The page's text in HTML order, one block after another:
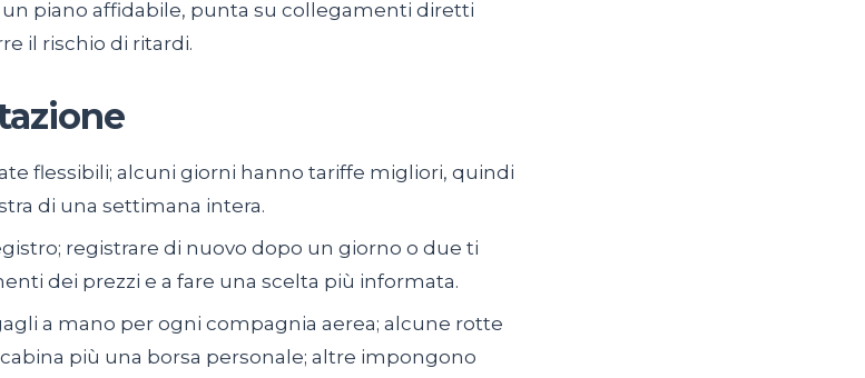
piano affidabile, punta su collegamenti diretti
il rischio di ritardi.
flessibili; alcuni giorni hanno tariffe migliori, quindi
di una settimana intera.
registrare di nuovo dopo un giorno o due ti
dei prezzi e a fare una scelta più informata.
a mano per ogni compagnia aerea; alcune rotte
più una borsa personale; altre impongono